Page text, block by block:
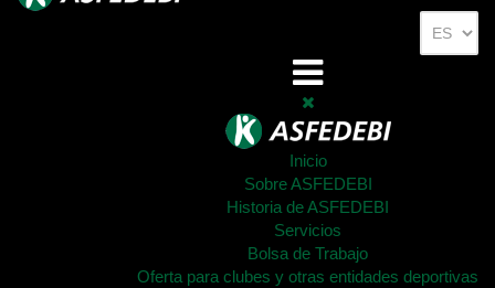
Inicio
Sobre ASFEDEBI
Historia de ASFEDEBI
Servicios
Bolsa de Trabajo
Oferta para clubes y otras entidades deportivas